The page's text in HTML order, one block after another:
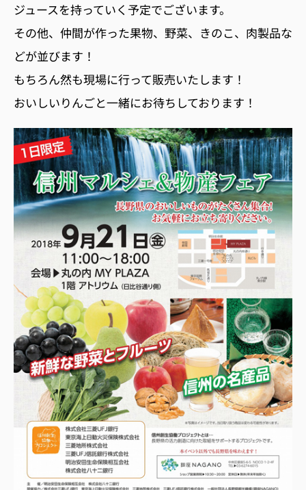
ジュースを持っていく予定でございます。
その他、仲間が作った果物、野菜、きのこ、肉製品な
どが並びます！
もちろん然も現場に行って販売いたします！
おいしいりんごと一緒にお待ちしております！